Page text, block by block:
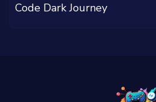
Code Dark Journey